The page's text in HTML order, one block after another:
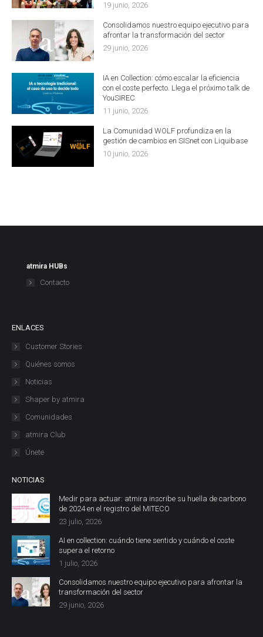
19 junio, 2026
Consolidamos nuestro equipo ejecutivo para
afrontar la transformación del sector
29 junio, 2026
IA en Collection: cómo escalar la eficiencia
con el coste perfecto. Llega el próximo talk de
YouSIREC
11 junio, 2026
La Comunidad WOLF profundiza en la
gestión de cambios en SISnet con Liquibase
10 junio, 2026
atmira HUBs
Contacto
ENLACES
Customer Stories
Quiénes somos
Noticias
Shaper by atmira
Comunidades
atmira Club
Únete
NOTICIAS
Medir para actuar: atmira inscribe su huella de carbono
de 2024 en el registro del MITECO
23 julio, 2026
AI en collection: cuándo tiene sentido y cuándo el coste
supera el retorno
1 julio, 2026
Consolidamos nuestro equipo ejecutivo para afrontar la
transformación del sector
29 junio, 2026